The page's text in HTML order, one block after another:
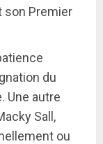
son Premier
du
Une autre
Sall,
ou